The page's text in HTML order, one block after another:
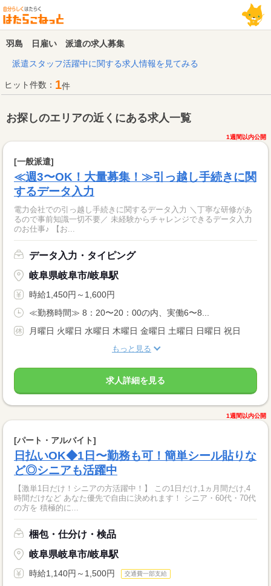
羽島 日雇い 派遣の求人募集
派遣スタッフ活躍中に関する求人情報を見てみる
ヒット件数： 1件
お探しのエリアの近くにある求人一覧
1週間以内公開
[一般派遣]
≪週3〜OK！大量募集！≫引っ越し手続きに関
するデータ入力
電力会社での引っ越し手続きに関するデータ入力 ＼丁寧な研修があ
るので事前知識一切不要／ 未経験からチャレンジできるデータ入力
のお仕事♪ 【お...
データ入力・タイピング
岐阜県岐阜市/岐阜駅
時給1,450円～1,600円
≪勤務時間≫ 8：20〜20：00の内、実働6〜8...
月曜日 火曜日 水曜日 木曜日 金曜日 土曜日 日曜日 祝日
もっと見る
求人詳細を見る
1週間以内公開
[パート・アルバイト]
日払いOK◆1日〜勤務も可！簡単シール貼りな
ど◎シニアも活躍中
【激単1日だけ！シニアの方活躍中！】 この1日だけ,1ヵ月間だけ,4
時間だけなど あなた優先で自由に決めれます！ シニア・60代・70代
の方を 積極的に...
梱包・仕分け・検品
岐阜県岐阜市/岐阜駅
時給1,140円～1,500円 交通費一部支給